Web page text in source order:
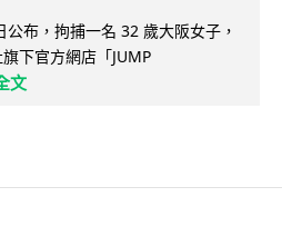
布，拘捕一名 32 歲大阪女子，
下官方網店「JUMP
文